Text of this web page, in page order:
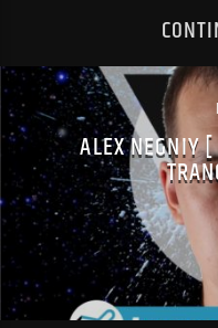
ALEX NEGNIY